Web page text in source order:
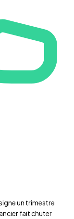
un trimestre
fait chuter